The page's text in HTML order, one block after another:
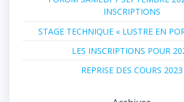
INSCRIPTIONS
STAGE TECHNIQUE « LUSTRE EN
LES INSCRIPTIONS POUR
REPRISE DES COURS 2023